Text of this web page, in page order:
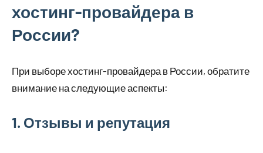
хостинг-провайдера в
России?
При выборе хостинг-провайдера в России, обратите
внимание на следующие аспекты:
1. Отзывы и репутация